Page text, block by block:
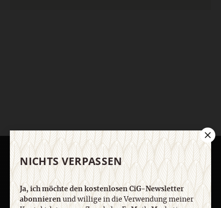
AKTUELLE HEFTE
NICHTS VERPASSEN
Ja, ich möchte den kostenlosen CiG-Newsletter
abonnierenund willige in die Verwendung meiner